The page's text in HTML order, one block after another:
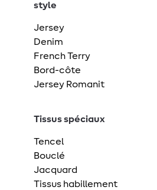
style
Jersey
Denim
French Terry
Bord-côte
Jersey Romanit
Tissus spéciaux
Tencel
Bouclé
Jacquard
Tissus habillement